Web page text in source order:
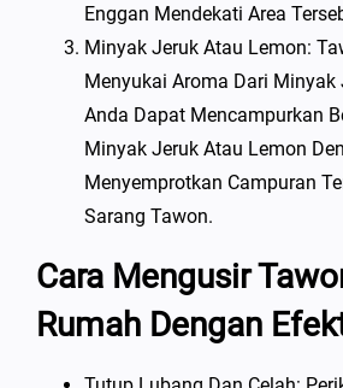
Enggan Mendekati Area
Minyak Jeruk Atau Lemon:
Menyukai Aroma Dari Minyak
Anda Dapat Mencampurkan
Minyak Jeruk Atau Lemon
Menyemprotkan Campuran
Sarang Tawon.
Cara Mengusir
Rumah Dengan